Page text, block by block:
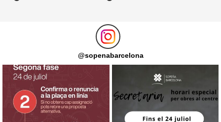
@sopenabarcelona